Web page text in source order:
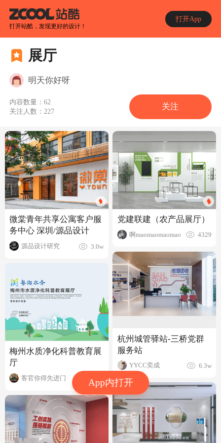
打开站酷，发现更好的设计！
打开App
App内打开
展厅
明天你好呀
内容数量：62
关注人数： 227
关注
微棠青年共享公寓客户服
务中心 深圳/源品设计
源品设计研究 3.0w
梅州水质净化科普教育展
厅
客官你得先进门 1809
党建联建（农产品展厅）
啊maomaomaomao 4329
杭州城管驿站-三桥党群
服务站
YYCC奕成 6.3w